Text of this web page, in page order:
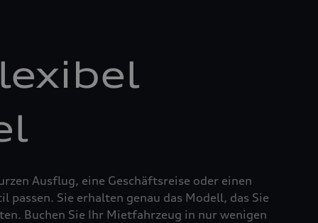
Ausflug, eine Geschäftsreise oder einen
Sie erhalten genau das Modell, das Sie
Buchen Sie Ihr Mietfahrzeug in nur wenigen